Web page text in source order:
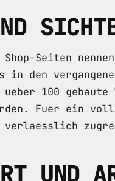
Seiten nennen
den
ueber 100
Fuer ein
verlaesslich
UND